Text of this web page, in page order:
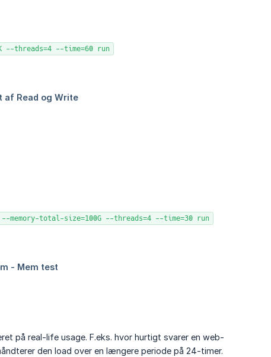
threads=4 --time=60 run
--memory-total-size=100G --threads=4 --time=30 run
på real-life usage. F.eks. hvor hurtigt svarer en web-
den load over en længere periode på 24-timer.